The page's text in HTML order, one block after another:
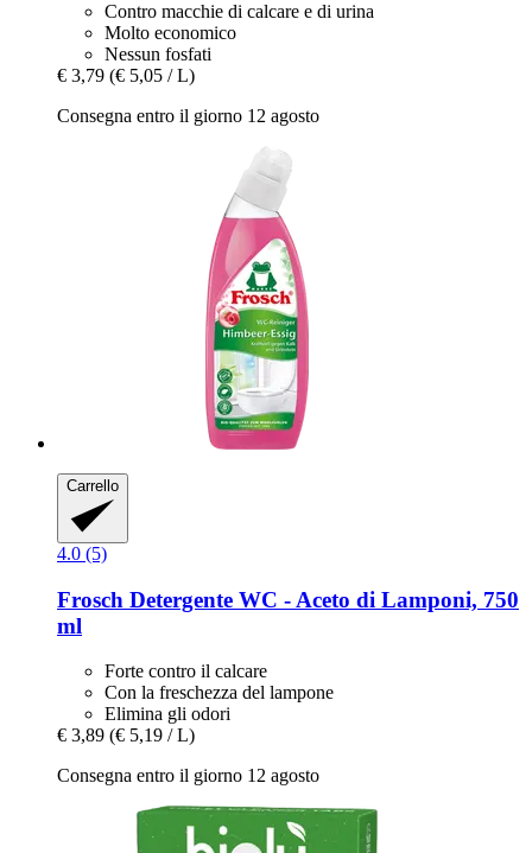
Contro macchie di calcare e di urina
Molto economico
Nessun fosfati
€ 3,79 (€ 5,05 / L)
Consegna entro il giorno 12 agosto
Carrello
4.0 (5)
Frosch Detergente WC -​ Aceto di Lamponi, 750
ml
Forte contro il calcare
Con la freschezza del lampone
Elimina gli odori
€ 3,89 (€ 5,19 / L)
Consegna entro il giorno 12 agosto